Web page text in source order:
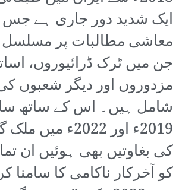
ایک شدید دور جاری ہے
معاشی مطالبات پر مسلسل
جن میں ٹرک ڈرائیوروں،
مزدوروں اور دیگر شعبوں
2019ء اور 2022ء
کی بغاوتیں بھی ہوئیں ان
کو آخرکار ناکامی کا سامنا